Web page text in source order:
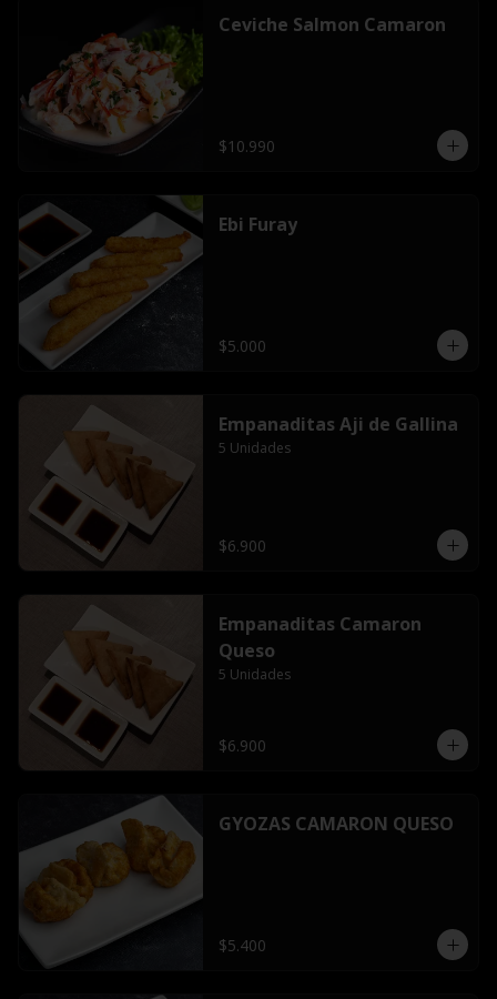
Ceviche Salmon Camaron
$10.990
Ebi Furay
$5.000
Empanaditas Aji de Gallina
5 Unidades
$6.900
Empanaditas Camaron
Queso
5 Unidades
$6.900
GYOZAS CAMARON QUESO
$5.400